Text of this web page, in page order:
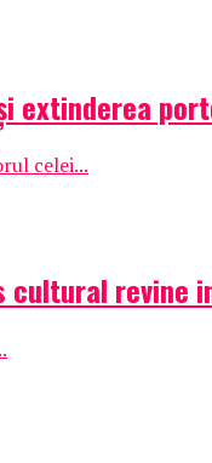
extinderea
celei...
cultural revine